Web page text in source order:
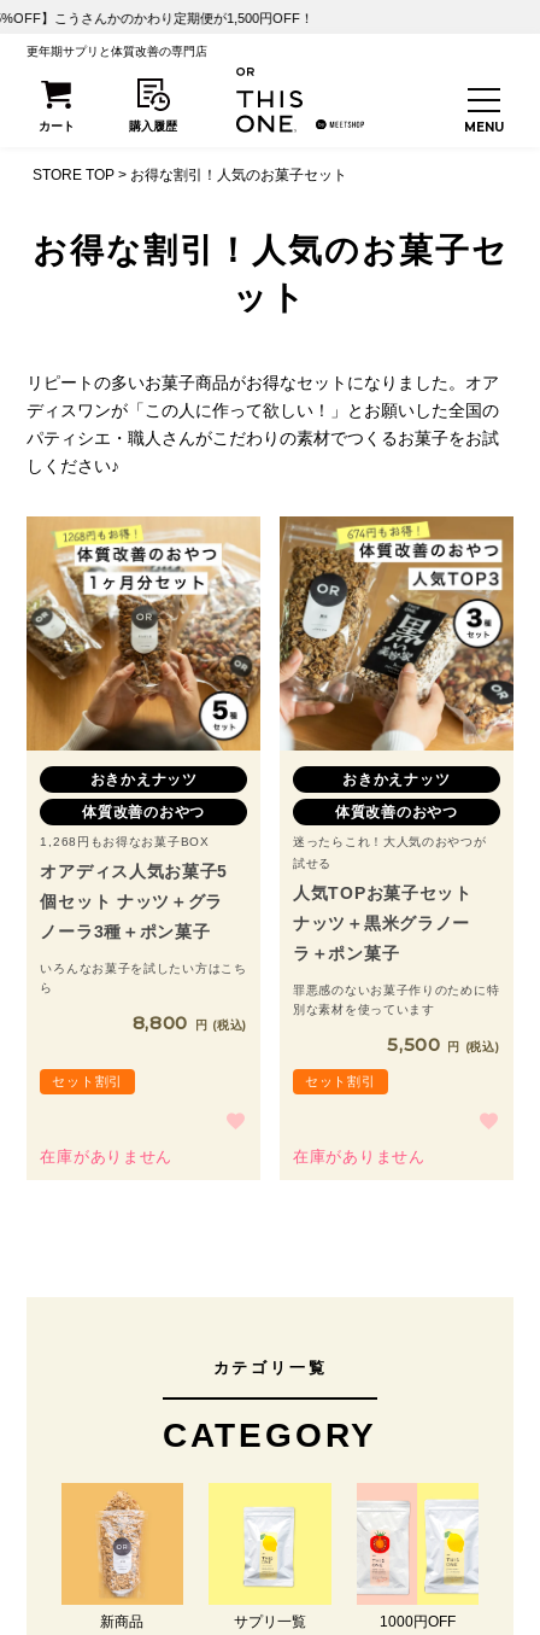
】こうさんかのかわり定期便が1,500円OFF！
更年期サプリと体質改善の専門店
STORE TOP お得な割引！人気のお菓子セット
お得な割引！人気のお菓子セ
ット
リピートの多いお菓子商品がお得なセットになりました。オア
ディスワンが「この人に作って欲しい！」とお願いした全国の
パティシエ・職人さんがこだわりの素材でつくるお菓子をお試
しください♪
おきかえナッツ
体質改善のおやつ
1,268円もお得なお菓子BOX
オアディス人気お菓子5
個セット ナッツ＋グラ
ノーラ3種＋ポン菓子
いろんなお菓子を試したい方はこち
ら
8,800 税込
セット割引
在庫がありません
おきかえナッツ
体質改善のおやつ
迷ったらこれ！大人気のおやつが
試せる
人気TOPお菓子セット
ナッツ＋黒米グラノー
ラ＋ポン菓子
罪悪感のないお菓子作りのために特
別な素材を使っています
5,500 税込
セット割引
在庫がありません
カテゴリ一覧
CATEGORY
新商品 サプリ一覧
1000円OFF